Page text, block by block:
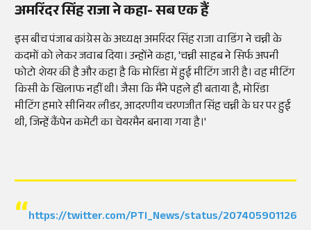
अमरिंदर सिंह राजा ने कहा- सब एक हैं
इस बीच पंजाब कांग्रेस के अध्यक्ष अमरिंदर सिंह राजा वाडिंग ने चन्नी के
कदमों को लेकर जवाब दिया। उन्होंने कहा, 'चन्नी साहब ने सिर्फ अपनी
फोटो शेयर की है और कहा है कि मोरिंडा में हुई मीटिंग जारी है। वह मीटिंग
किसी के खिलाफ नहीं थी। जैसा कि मैंने पहले ही बताया है, मोरिंडा
मीटिंग हमारे सीनियर लीडर, आदरणीय चरणजीत सिंह चन्नी के घर पर हुई
थी, जिन्हें कैंपेन कमेटी का चेयरमैन बनाया गया है।'
https://twitter.com/PTI_News/status/